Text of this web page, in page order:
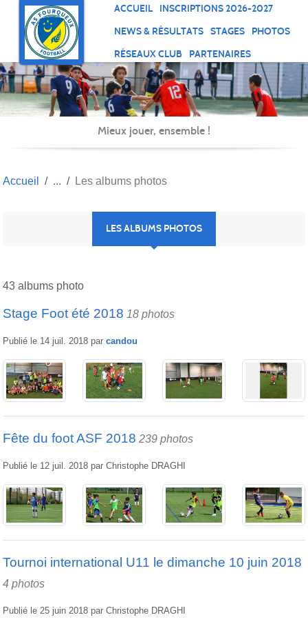
ACCUEIL
INSCRIPTIONS 2026-2027
NEWS & RÉSULTATS
STAGES
PHOTOS
RÉSEAUX CLUB
PARTENAIRES
Mieux jouer, ensemble !
Accueil Les albums photos
LES ALBUMS PHOTOS
43 albums photo
Stage Foot été 2018 18 photos
Publié le 14 juil. 2018 par candou
Fête du foot ASF 2018 239 photos
Publié le 12 juil. 2018 par Christophe DRAGHI
Tournoi international U11 le dimanche 10 juin 2018
4 photos
Publié le 25 juin 2018 par Christophe DRAGHI
Panneau de gestion des cookies